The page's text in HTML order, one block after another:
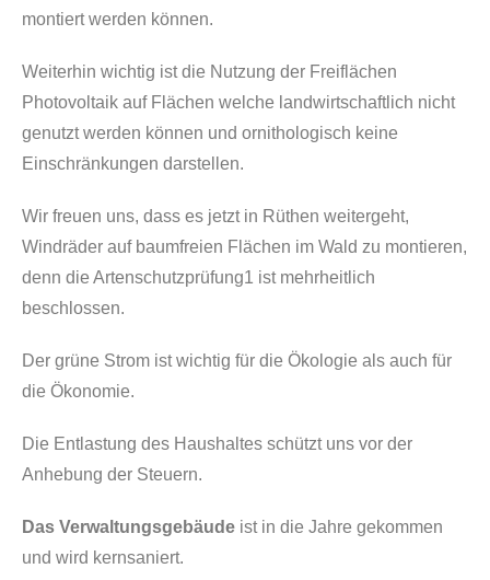
montiert werden können.
Weiterhin wichtig ist die Nutzung der Freiflächen
Photovoltaik auf Flächen welche landwirtschaftlich nicht
genutzt werden können und ornithologisch keine
Einschränkungen darstellen.
Wir freuen uns, dass es jetzt in Rüthen weitergeht,
Windräder auf baumfreien Flächen im Wald zu montieren,
denn die Artenschutzprüfung1 ist mehrheitlich
beschlossen.
Der grüne Strom ist wichtig für die Ökologie als auch für
die Ökonomie.
Die Entlastung des Haushaltes schützt uns vor der
Anhebung der Steuern.
Das Verwaltungsgebäude ist in die Jahre gekommen
und wird kernsaniert.